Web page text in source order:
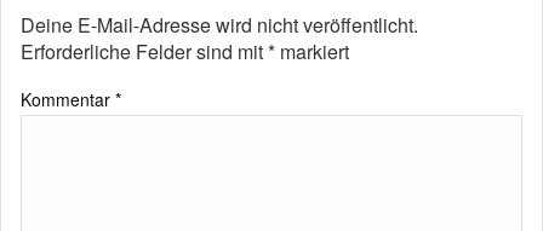
Deine E-Mail-Adresse wird nicht veröffentlicht.
Erforderliche Felder sind mit* markiert
Kommentar *